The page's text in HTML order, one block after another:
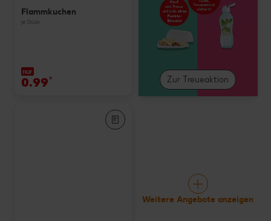
Zur Treueaktion
Flammkuchen
je Stück
nur
0.99*
Weitere Angebote anzeigen